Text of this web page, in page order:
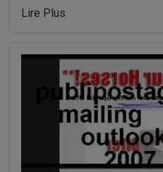
Lire Plus